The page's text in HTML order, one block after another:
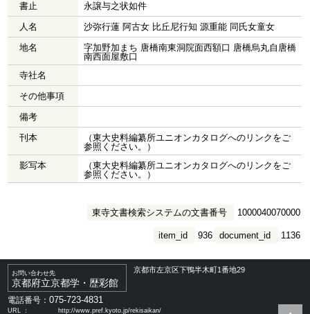
書止
永譲与之状如件
人名
沙弥行蓮 阿古女 比丘尼行知 源重能 同氏女童女
地名
字加野加まち 唐橋南東洞院面西額口 唐橋烏丸自唐橋
南西面屋敷口
寺社名
その他事項
備考
刊本
（東大史料編纂所ユニオンカタログへのリンクをご
参照ください。）
影写本
（東大史料編纂所ユニオンカタログへのリンクをご
参照ください。）
東寺文書検索システムの文書番号 1000040070000
document_id 1136
item_id 936
お問い合わせ先
京都府立京都学・歴彩館
京都市左京区下鴨半木町1番地29
電話番号：075-723-4831
URL ： http://www.pref.kyoto.jp/rekisaikan/